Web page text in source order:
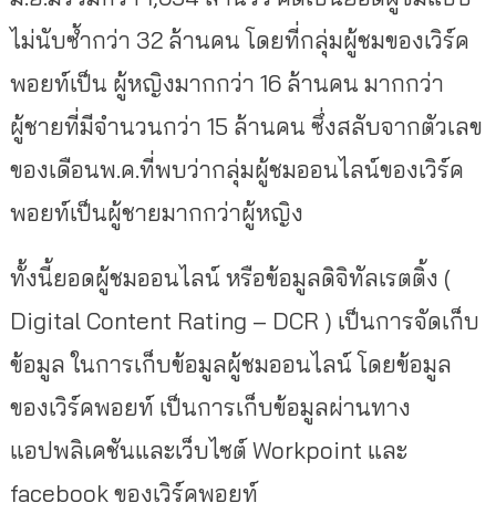
ไม่นับซ้ำกว่า 32 ล้านคน โดยที่กลุ่มผู้ชมของเวิร์ค
พอยท์เป็น ผู้หญิงมากกว่า 16 ล้านคน มากกว่า
ผู้ชายที่มีจำนวนกว่า 15 ล้านคน ซึ่งสลับจากตัวเลข
ของเดือนพ.ค.ที่พบว่ากลุ่มผู้ชมออนไลน์ของเวิร์ค
พอยท์เป็นผู้ชายมากกว่าผู้หญิง
ทั้งนี้ยอดผู้ชมออนไลน์ หรือข้อมูลดิจิทัลเรตติ้ง (
Digital Content Rating – DCR ) เป็นการจัดเก็บ
ข้อมูล ในการเก็บข้อมูลผู้ชมออนไลน์ โดยข้อมูล
ของเวิร์คพอยท์ เป็นการเก็บข้อมูลผ่านทาง
แอปพลิเคชันและเว็บไซต์ Workpoint และ
facebook ของเวิร์คพอยท์